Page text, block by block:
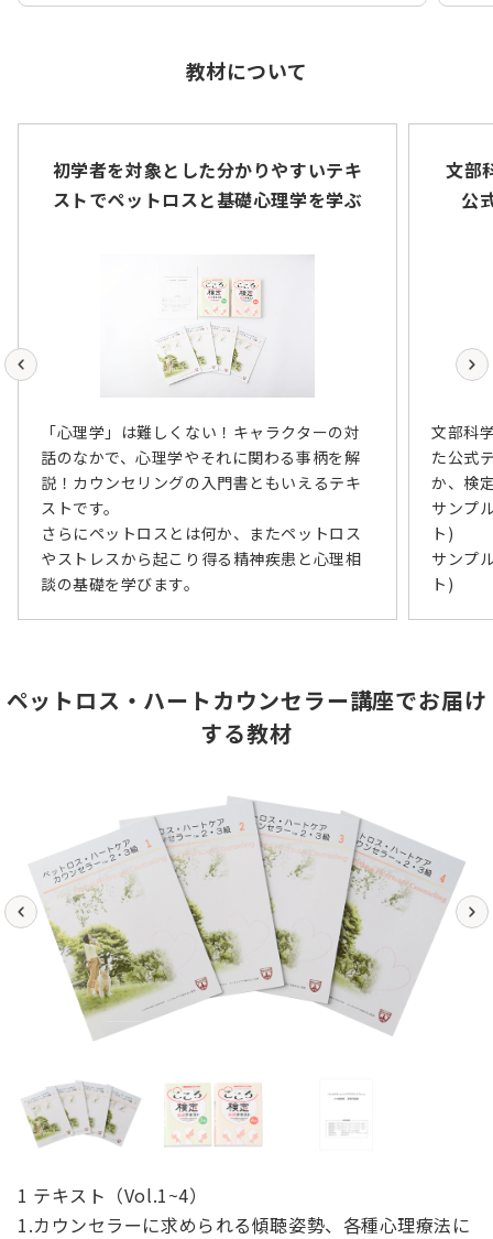
教材について
初学者を対象とした分かりやすいテキ
ストでペットロスと基礎心理学を学ぶ
「心理学」は難しくない！キャラクターの対
話のなかで、心理学やそれに関わる事柄を解
説！カウンセリングの入門書ともいえるテキ
ストです。
さらにペットロスとは何か、またペットロス
やストレスから起こり得る精神疾患と心理相
談の基礎を学びます。
文部
公
文部科
た公式
か、検
サンプ
ト)
サンプ
ト)
ペットロス・ハートカウンセラー講座でお届け
する教材
1 テキスト（Vol.1~4）
1.カウンセラーに求められる傾聴姿勢、各種心理療法に